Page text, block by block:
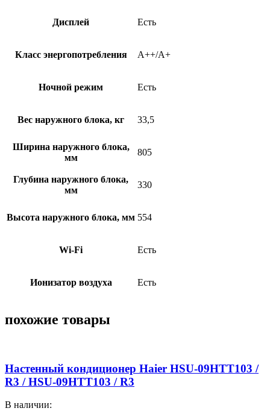
Дисплей Есть
Класс энергопотребления A++/A+
Ночной режим Есть
Вес наружного блока, кг 33,5
Ширина наружного блока,
мм
805
Глубина наружного блока,
мм
330
Высота наружного блока, мм 554
Wi-Fi Есть
Ионизатор воздуха Есть
похожие товары
Настенный кондиционер Haier HSU-09HTT103 /
R3 / HSU-09HTT103 / R3
В наличии: